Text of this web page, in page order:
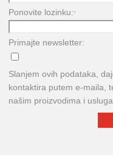
Ponovite lozinku:*
Primajte newsletter:
Slanjem ovih podataka,
kontaktira putem e-maila,
našim proizvodima i